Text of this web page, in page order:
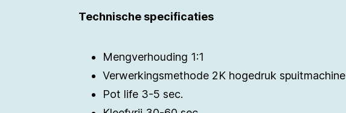
Technische specificaties
Mengverhouding 1:1
Verwerkingsmethode 2K hogedruk spuitmachine
Pot life 3-5 sec.